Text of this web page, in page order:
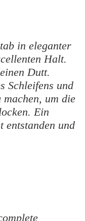
in eleganter
Halt.
Dutt.
Schleifens und
machen, um die
Ein
entstanden und